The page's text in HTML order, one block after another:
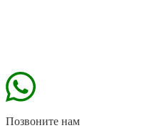
Позвоните нам